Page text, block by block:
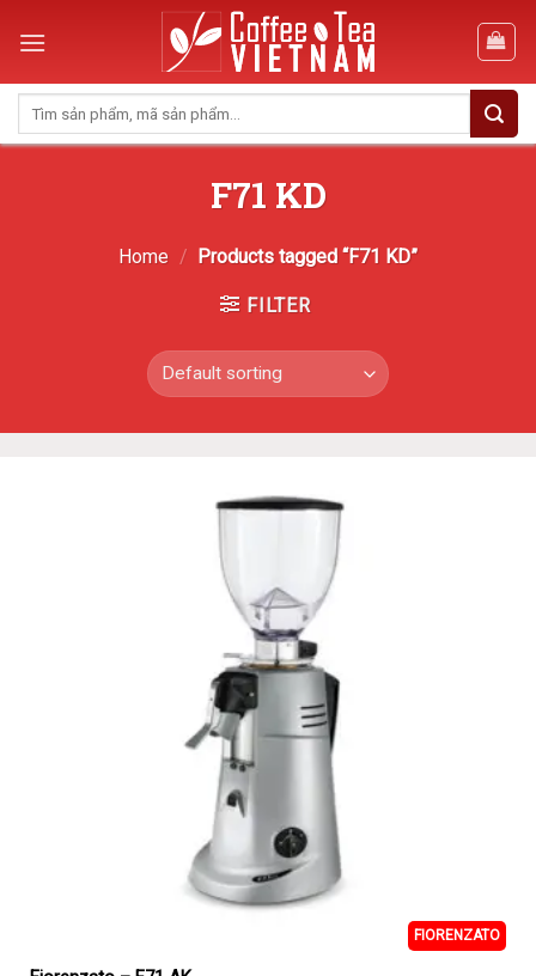
F71 KD
Home / Products tagged “F71 KD”
FILTER
FIORENZATO